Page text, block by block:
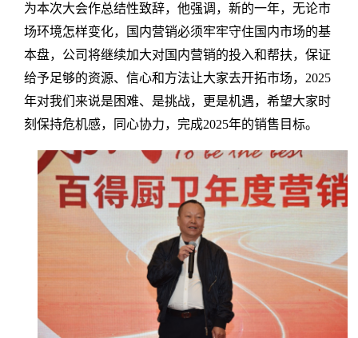
为本次大会作总结性致辞，他强调，新的一年，无论市
场环境怎样变化，国内营销必须牢牢守住国内市场的基
本盘，公司将继续加大对国内营销的投入和帮扶，保证
给予足够的资源、信心和方法让大家去开拓市场，2025
年对我们来说是困难、是挑战，更是机遇，希望大家时
刻保持危机感，同心协力，完成2025年的销售目标。